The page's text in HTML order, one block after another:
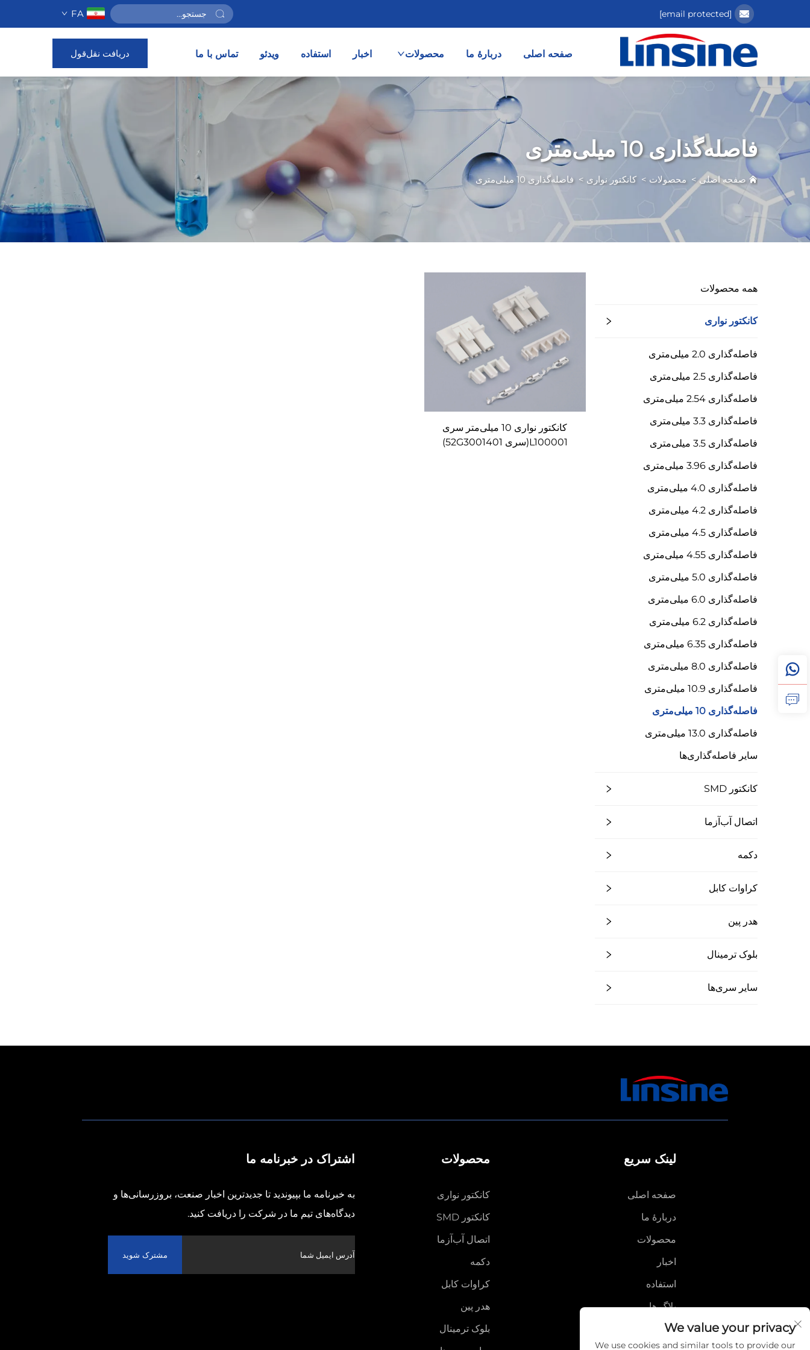
[email protected]
FA
صفحه اصلی دربارهٔ ما محصولات اخبار استفاده ویدئو تماس با ما دریافت نقل‌قول
فاصله‌گذاری 10 میلی‌متری
صفحه اصلی> محصولات > کانکتور نواری >فاصله‌گذاری 10 میلی‌متری
همه محصولات
کانکتور نواری
فاصله‌گذاری 2.0 میلی‌متری
فاصله‌گذاری 2.5 میلی‌متری
فاصله‌گذاری 2.54 میلی‌متری
فاصله‌گذاری 3.3 میلی‌متری
فاصله‌گذاری 3.5 میلی‌متری
فاصله‌گذاری 3.96 میلی‌متری
فاصله‌گذاری 4.0 میلی‌متری
فاصله‌گذاری 4.2 میلی‌متری
فاصله‌گذاری 4.5 میلی‌متری
فاصله‌گذاری 4.55 میلی‌متری
فاصله‌گذاری 5.0 میلی‌متری
فاصله‌گذاری 6.0 میلی‌متری
فاصله‌گذاری 6.2 میلی‌متری
فاصله‌گذاری 6.35 میلی‌متری
فاصله‌گذاری 8.0 میلی‌متری
فاصله‌گذاری 10.9 میلی‌متری
فاصله‌گذاری 10 میلی‌متری
فاصله‌گذاری 13.0 میلی‌متری
سایر فاصله‌گذاری‌ها
کانکتور SMD
اتصال آب‌آزما
دکمه
کراوات کابل
هدر پین
بلوک ترمینال
سایر سری‌ها
کانکتور نواری 10 میلی‌متر سری
L100001(سری 52G3001401)
لینک سریع
صفحه اصلی
دربارهٔ ما
محصولات
اخبار
استفاده
بلاگ ها
ویدئو
محصولات
کانکتور نواری
کانکتور SMD
اتصال آب‌آزما
دکمه
کراوات کابل
هدر پین
بلوک ترمینال
اشتراک در خبرنامه ما
به خبرنامه ما بپیوندید تا جدیدترین اخبار صنعت، بروزرسانی‌ها و
دیدگاه‌های تیم ما در شرکت را دریافت کنید.
مشترک شوید
We value your privacy
We use cookies and similar tools to provide our